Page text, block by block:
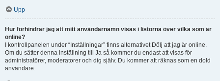
Upp
Hur förhindrar jag att mitt användarnamn visas i listorna över vilka som är
online?
I kontrollpanelen under “Inställningar” finns alternativet Dölj att jag är online.
Om du sätter denna inställning till Ja så kommer du endast att visas för
administratörer, moderatorer och dig själv. Du kommer att räknas som en dold
användare.